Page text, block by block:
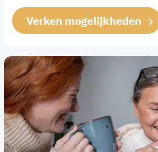
Verken mogelijkheden